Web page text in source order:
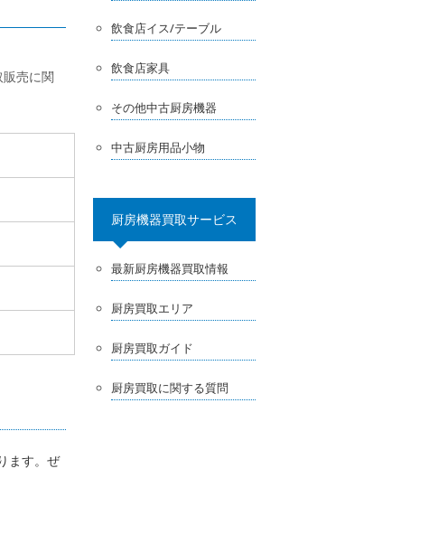
売に関
ます。ぜ
飲食店イス/テーブル
飲食店家具
その他中古厨房機器
中古厨房用品小物
厨房機器買取サービス
最新厨房機器買取情報
厨房買取エリア
厨房買取ガイド
厨房買取に関する質問